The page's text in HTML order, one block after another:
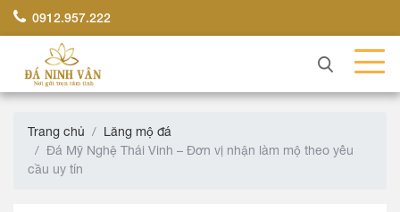
0912.957.222
Trang chủ
Lăng mộ đá
Đá Mỹ Nghệ Thái Vinh – Đơn vị nhận làm mộ theo yêu
cầu uy tín